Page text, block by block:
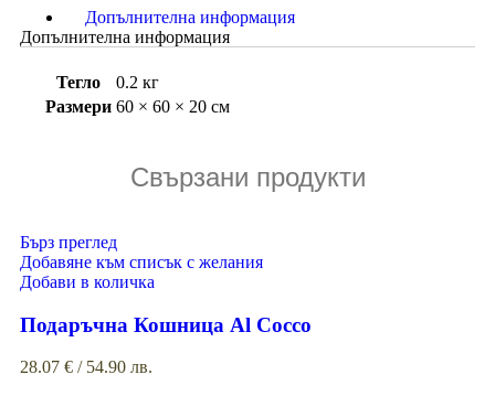
Допълнителна информация
Допълнителна информация
Тегло
0.2 кг
Размери 60 × 60 × 20 см
Свързани продукти
Бърз преглед
Добавяне към списък с желания
Добави в количка
Подаръчна Кошница Al Cocco
28.07 € / 54.90 лв.